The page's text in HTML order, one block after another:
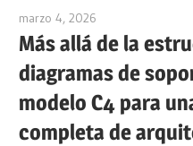
marzo 4, 2026
Más allá de la
diagramas de
modelo C4 para
completa de